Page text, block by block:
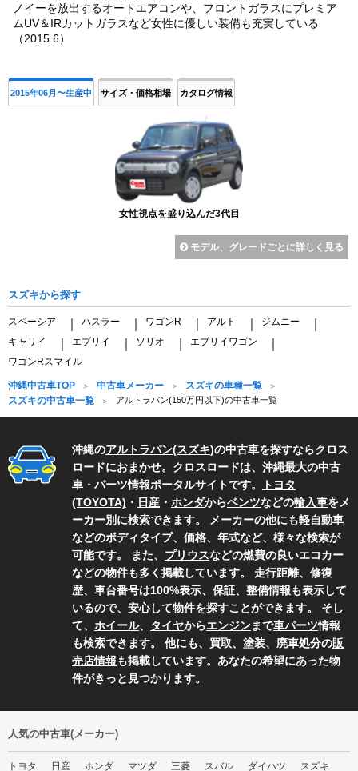
ノイーを放出するオートエアコンや、フロントガラスにプレミア
ムUV＆IRカットガラスなど女性に優しい装備も充実している
（2015.6）
2015年06月〜生産中 サイズ・価格相場 カタログ情報
女性視点を盛り込んだ3代目
モデル、グレードごとに詳しく見る
スズキから探す
スペーシア ハスラー ワゴンR アルト ジムニー
キャリイ エブリイ ソリオ エブリイワゴン
ワゴンRスマイル
沖縄中古車TOP 中古車メーカー
スズキの車種一覧
スズキの中古車一覧
アルトラパン(150万円以下)の中古車一覧
沖縄のアルトラパン(スズキ)の中古車を探すならクロス
ロードにおまかせ。クロスロードは、沖縄最大の中古
車・パーツ情報ポータルサイトです。
トヨタ
(TOYOTA) ・ 日産 ・ ホンダからベンツなどの輸入車をメ
ーカー別に検索できます。 メーカーの他にも軽自動車
などのボディタイプ、価格、年式など、様々な検索が
可能です。 また、 プリウスなどの燃費の良いエコカー
などの物件も多く掲載しています。 走行距離、修復
歴、車台番号は100%表示、保証、整備情報も表示して
いるので、安心して物件を探すことができます。 そし
て、 ホイール、 タイヤからエンジンまで車パーツ情報
も検索できます。 他にも、買取、塗装、廃車処分の販
売店情報も掲載しています。あなたの希望にあった物
件がきっと見つかります。
人気の中古車(メーカー)
トヨタ 日産 ホンダ マツダ 三菱 スバル ダイハツ
スズキ